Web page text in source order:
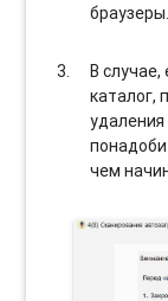
В
каталог,
чем